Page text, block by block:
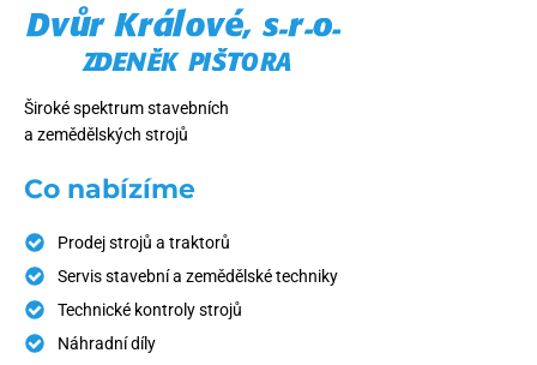
Široké spektrum stavebních
a zemědělských strojů
Co nabízíme
Prodej strojů a traktorů
Servis stavební a zemědělské techniky
Technické kontroly strojů
Náhradní díly